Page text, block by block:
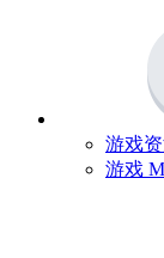
游戏
游戏